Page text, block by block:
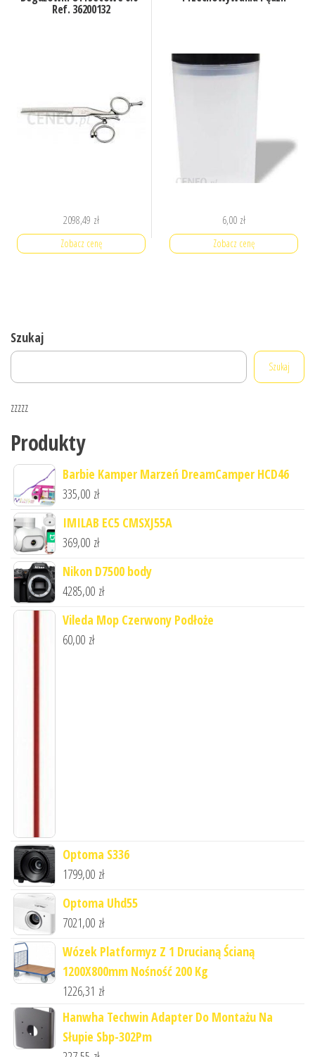
Ref. 36200132
2098,49 zł
Zobacz cenę
6,00 zł
Zobacz cenę
Szukaj
Szukaj
zzzzz
Produkty
Barbie Kamper Marzeń DreamCamper HCD46
335,00 zł
IMILAB EC5 CMSXJ55A
369,00 zł
Nikon D7500 body
4285,00 zł
Vileda Mop Czerwony Podłoże
60,00 zł
Optoma S336
1799,00 zł
Optoma Uhd55
7021,00 zł
Wózek Platformyz Z 1 Drucianą Ścianą
1200X800mm Nośność 200 Kg
1226,31 zł
Hanwha Techwin Adapter Do Montażu Na
Słupie Sbp-302Pm